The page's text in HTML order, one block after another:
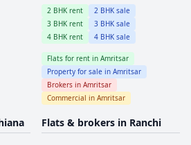
2 BHK rent 2 BHK sale
3 BHK rent 3 BHK sale
4 BHK rent 4 BHK sale
Flats for rent in Amritsar
Property for sale in Amritsar
Brokers in Amritsar
Commercial in Amritsar
Flats & brokers in Ranchi